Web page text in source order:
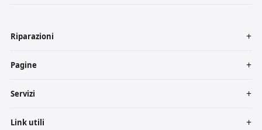
Riparazioni
Pagine
Servizi
Link utili